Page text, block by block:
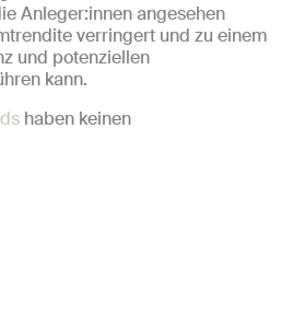
Anleger:innen angesehen
verringert und zu einem
und potenziellen
kann.
haben keinen